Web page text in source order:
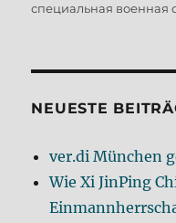
специальная военная
NEUESTE
ver.di München
Wie Xi JinPing